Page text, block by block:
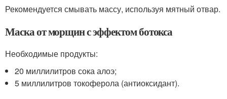
Рекомендуется смывать массу, используя мятный отвар.
Маска от морщин с эффектом ботокса
Необходимые продукты:
20 миллилитров сока алоэ;
5 миллилитров токоферола (антиоксидант).